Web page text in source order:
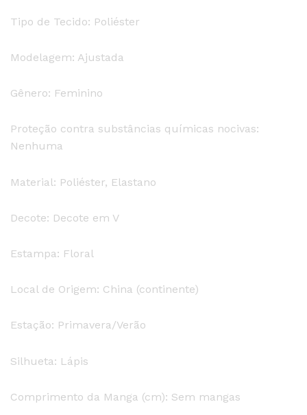
Tipo de Tecido: Poliéster
Modelagem: Ajustada
Gênero: Feminino
Proteção contra substâncias químicas nocivas:
Nenhuma
Material: Poliéster, Elastano
Decote: Decote em V
Estampa: Floral
Local de Origem: China (continente)
Estação: Primavera/Verão
Silhueta: Lápis
Comprimento da Manga (cm): Sem mangas